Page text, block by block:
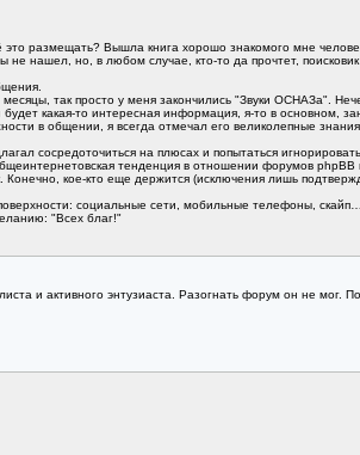
размещать? Вышла книга хорошо знакомого мне
нашел, но, в любом случае, кто-то да прочтет, поисковик
так просто у меня закончились "Звуки ОСНАЗа".
будет какая-то интересная информация, я-то в основном,
в общении, я всегда отмечал его великолепные
сосредоточиться на плюсах и попытаться
тенденция в отношении форумов
Конечно, кое-кто еще держится (исключения лишь
социальные сети, мобильные телефоны,
"Всех благ!"
и активного энтузиаста. Разогнать форум он не